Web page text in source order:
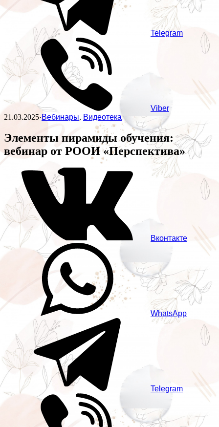
Telegram
Viber
21.03.2025·Вебинары, Видеотека
Элементы пирамиды обучения:
вебинар от РООИ «Перспектива»
Вконтакте
WhatsApp
Telegram